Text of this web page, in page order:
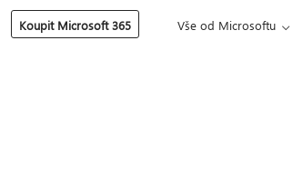
Koupit Microsoft 365 Vše od Microsoftu